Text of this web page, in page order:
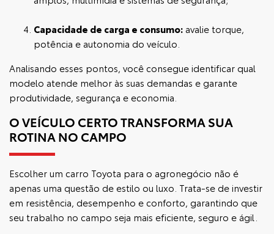
Capacidade de carga e consumo: avalie torque,
potência e autonomia do veículo.
Analisando esses pontos, você consegue identificar qual
modelo atende melhor às suas demandas e garante
produtividade, segurança e economia.
O VEÍCULO CERTO TRANSFORMA SUA
ROTINA NO CAMPO
Escolher um carro Toyota para o agronegócio não é
apenas uma questão de estilo ou luxo. Trata-se de investir
em resistência, desempenho e conforto, garantindo que
seu trabalho no campo seja mais eficiente, seguro e ágil.